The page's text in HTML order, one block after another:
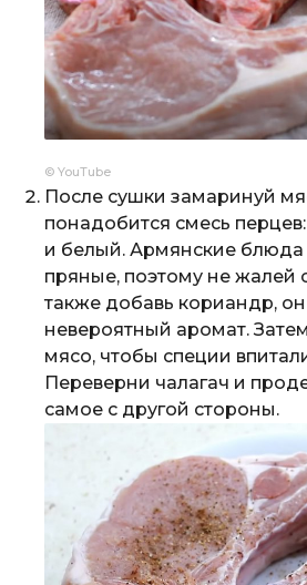
© YouTube
После сушки замаринуй
понадобится смесь
и белый. Армянские блюда
пряные, поэтому не жалей
также добавь кориандр,
невероятный аромат.
мясо, чтобы специи
Переверни чалагач и
самое с другой стороны.